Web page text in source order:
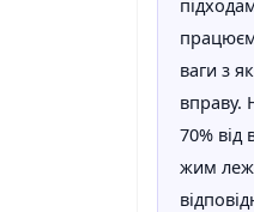
ваги з
вправу.
70%
жим